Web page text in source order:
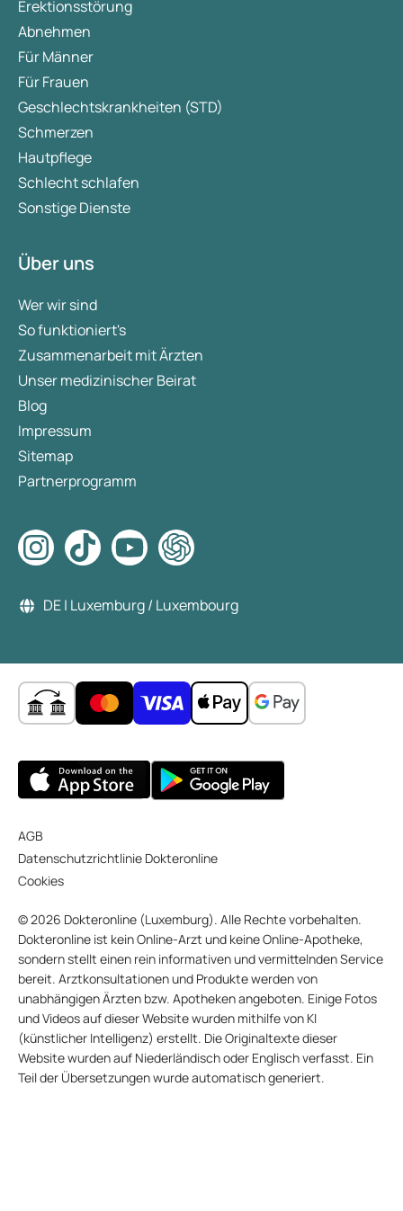
Erektionsstörung
Abnehmen
Für Männer
Für Frauen
Geschlechtskrankheiten (STD)
Schmerzen
Hautpflege
Schlecht schlafen
Sonstige Dienste
Über uns
Wer wir sind
So funktioniert's
Zusammenarbeit mit Ärzten
Unser medizinischer Beirat
Blog
Impressum
Sitemap
Partnerprogramm
DE | Luxemburg / Luxembourg
AGB
Datenschutzrichtlinie Dokteronline
Cookies
© 2026 Dokteronline (Luxemburg). Alle Rechte vorbehalten.
Dokteronline ist kein Online-Arzt und keine Online-Apotheke,
sondern stellt einen rein informativen und vermittelnden Service
bereit. Arztkonsultationen und Produkte werden von
unabhängigen Ärzten bzw. Apotheken angeboten. Einige Fotos
und Videos auf dieser Website wurden mithilfe von KI
(künstlicher Intelligenz) erstellt. Die Originaltexte dieser
Website wurden auf Niederländisch oder Englisch verfasst. Ein
Teil der Übersetzungen wurde automatisch generiert.